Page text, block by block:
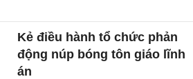
Kẻ điều hành tổ chức phản
động núp bóng tôn giáo lĩnh
án